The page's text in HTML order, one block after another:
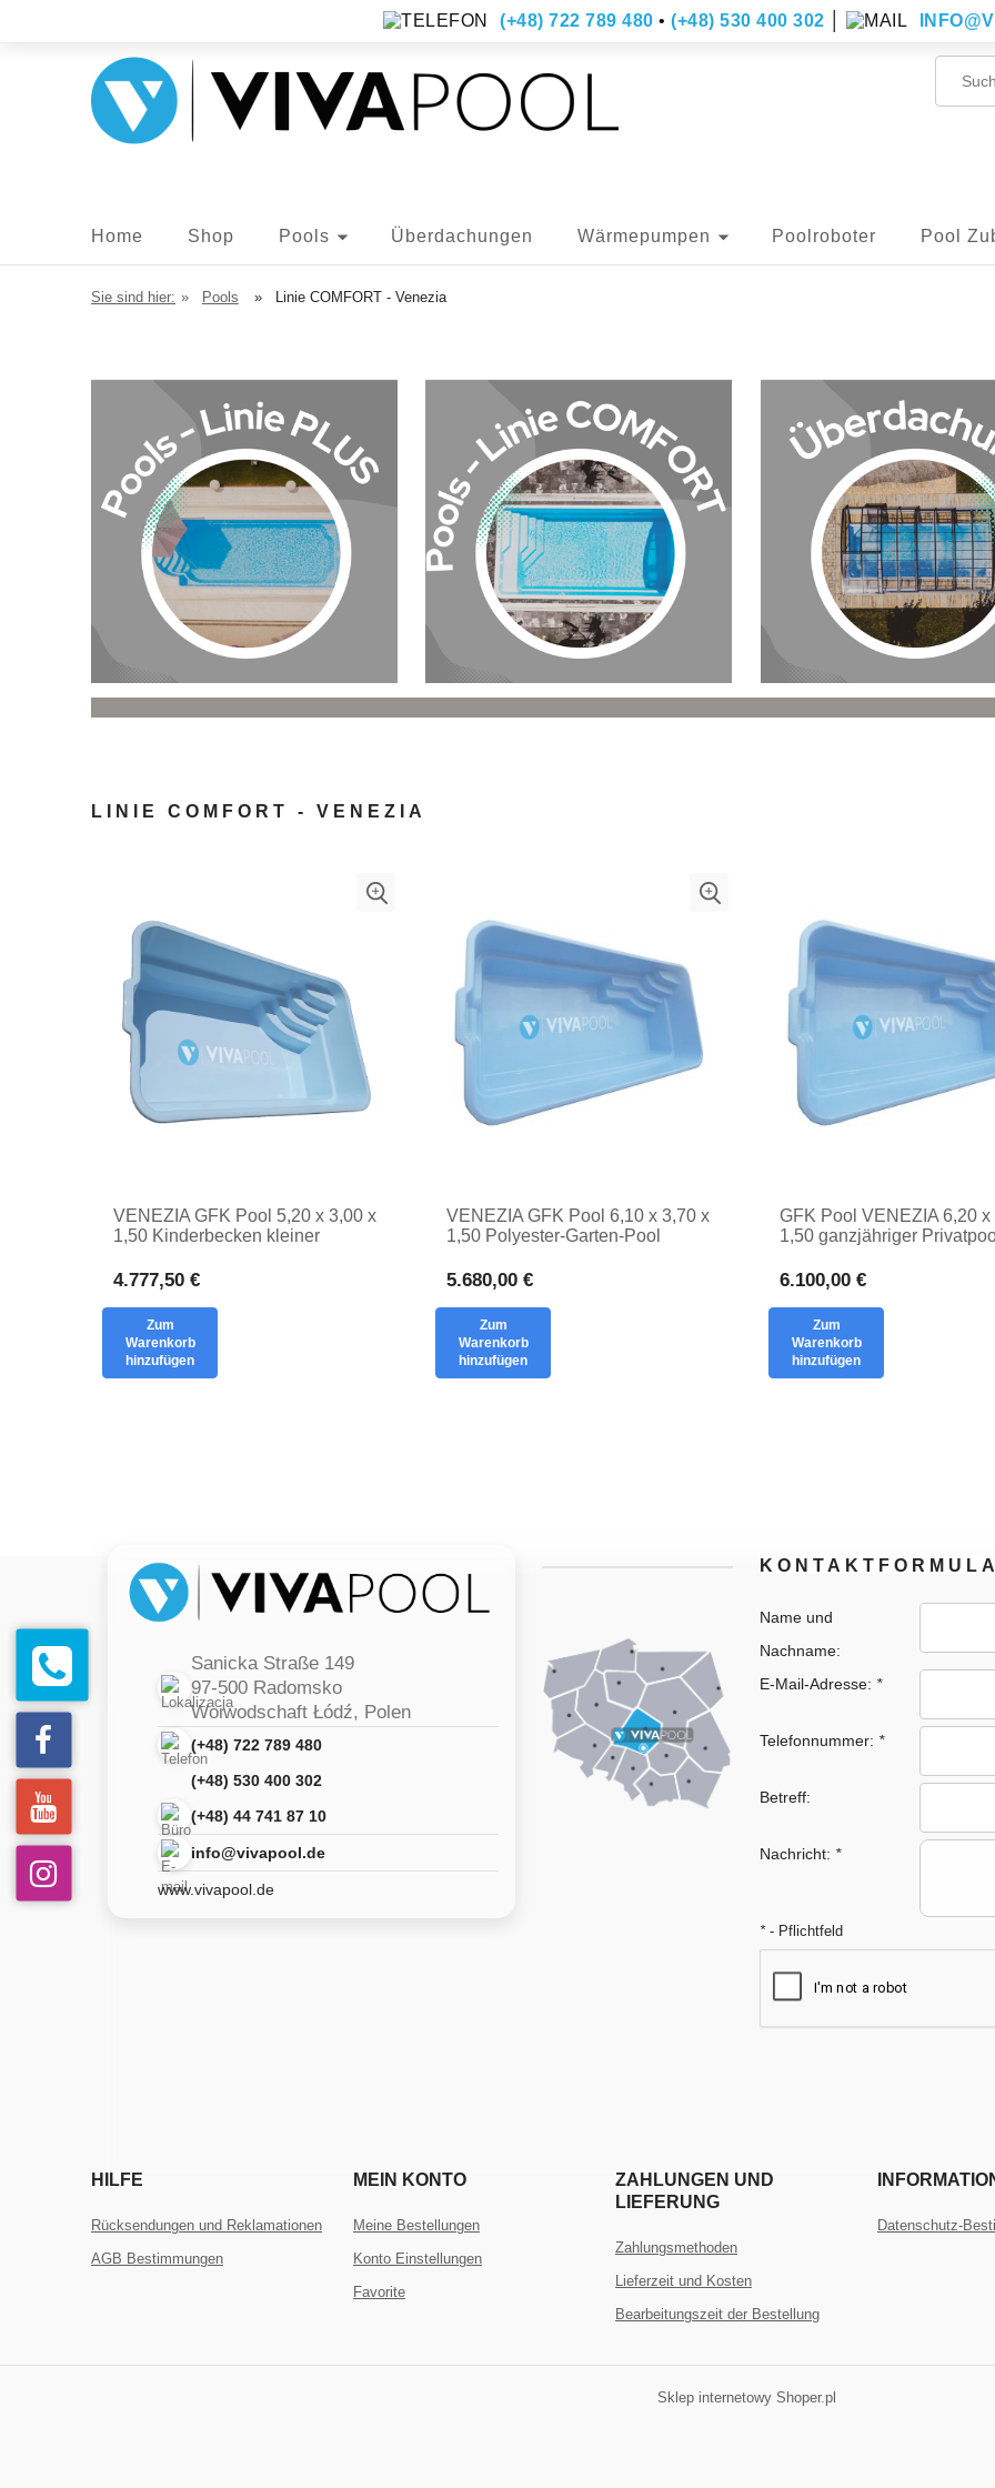
Home Shop Pools Überdachungen Wärmepumpen Poolroboter Pool
Sie sind hier: » Pools » Linie COMFORT - Venezia
(+48) 722 789 480 •(+48) 530 400 302
LINIE COMFORT - VENEZIA
VENEZIA GFK Pool 5,20 x 3,00 x
1,50 Kinderbecken kleiner
4.777,50 €
Zum
Warenkorb
hinzufügen
VENEZIA GFK Pool 6,10 x 3,70 x
1,50 Polyester-Garten-Pool
5.680,00 €
Zum
Warenkorb
hinzufügen
GFK Pool VENEZIA 6,20 x
1,50 ganzjähriger
6.100,00 €
Zum
Warenkorb
hinzufügen
Sanicka Straße 149
97-500 Radomsko
Woiwodschaft Łódź, Polen
(+48) 722 789 480
(+48) 530 400 302
(+48) 44 741 87 10
info@vivapool.de
www.vivapool.de
Name und
Nachname:
E-Mail-Adresse: *
Telefonnummer: *
Betreff:
Nachricht: *
*- Pflichtfeld
HILFE
Rücksendungen und Reklamationen
AGB Bestimmungen
MEIN KONTO
Meine Bestellungen
Konto Einstellungen
Favorite
ZAHLUNGEN UND
LIEFERUNG
Zahlungsmethoden
Lieferzeit und Kosten
Bearbeitungszeit der Bestellung
Datenschutz-
Sklep internetowy Shoper.pl